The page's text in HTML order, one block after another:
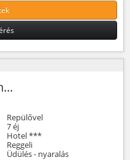
Repülővel
7 éj
Hotel ***
Reggeli
Üdülés - nyaralás